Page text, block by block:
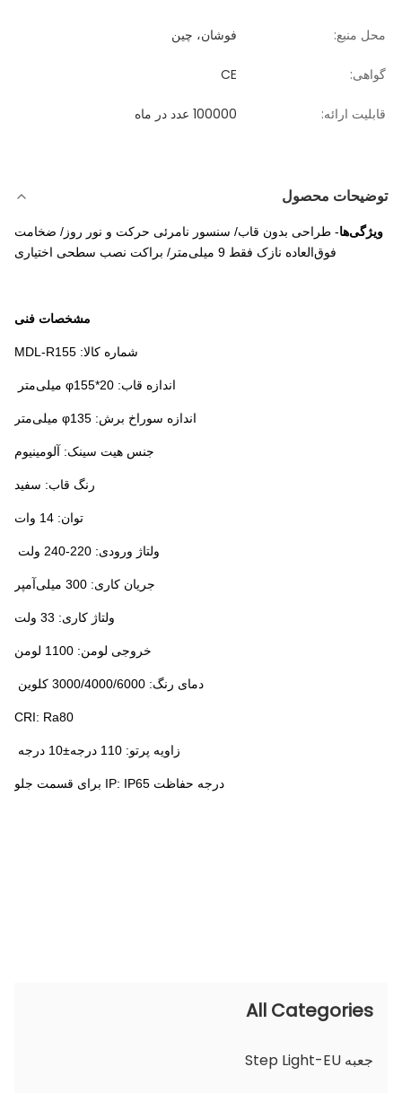
محل منبع: فوشان، چین
گواهی: CE
قابلیت ارائه: 100000 عدد در ماه
توضیحات محصول
ویژگی‌ها- طراحی بدون قاب/ سنسور نامرئی حرکت و نور روز/ ضخامت
فوق‌العاده نازک فقط 9 میلی‌متر/ براکت نصب سطحی اختیاری
مشخصات فنی
شماره کالا: MDL-R155
اندازه قاب: φ155*20 میلی‌متر
اندازه سوراخ برش: φ135 میلی‌متر
جنس هیت سینک: آلومینیوم
رنگ قاب: سفید
توان: 14 وات
ولتاژ ورودی: 220-240 ولت
جریان کاری: 300 میلی‌آمپر
ولتاژ کاری: 33 ولت
خروجی لومن: 1100 لومن
دمای رنگ: 3000/4000/6000 کلوین
CRI: Ra80
زاویه پرتو: 110 درجه±10 درجه
درجه حفاظت IP: IP65 برای قسمت جلو
All Categories
جعبه Step Light-EU